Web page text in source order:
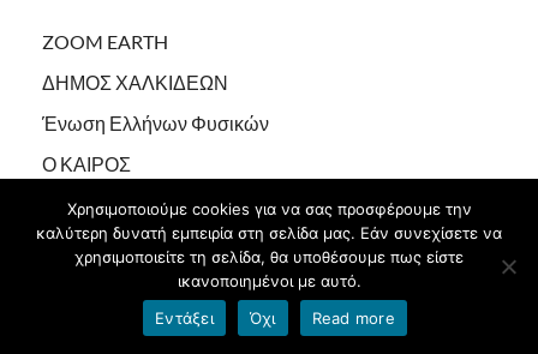
ZOOM EARTH
ΔΗΜΟΣ ΧΑΛΚΙΔΕΩΝ
Ένωση Ελλήνων Φυσικών
Ο ΚΑΙΡΟΣ
ΠΕΡΙΦΕΡΕΙΑ ΣΤΕΡΕΑΣ ΕΛΛΑΔΑΣ
ΠΡΩΤΟΒΑΘΜΙΑ ΕΚΠΑΙΔΕΥΣΗ ΕΥΒΟΙΑΣ
ΥΠΟΥΡΓΕΙΟ ΠΑΙΔΕΙΑΣ
Χρησιμοποιούμε cookies για να σας προσφέρουμε την
καλύτερη δυνατή εμπειρία στη σελίδα μας. Εάν συνεχίσετε να
χρησιμοποιείτε τη σελίδα, θα υποθέσουμε πως είστε
ικανοποιημένοι με αυτό.
Εντάξει
Όχι Read more